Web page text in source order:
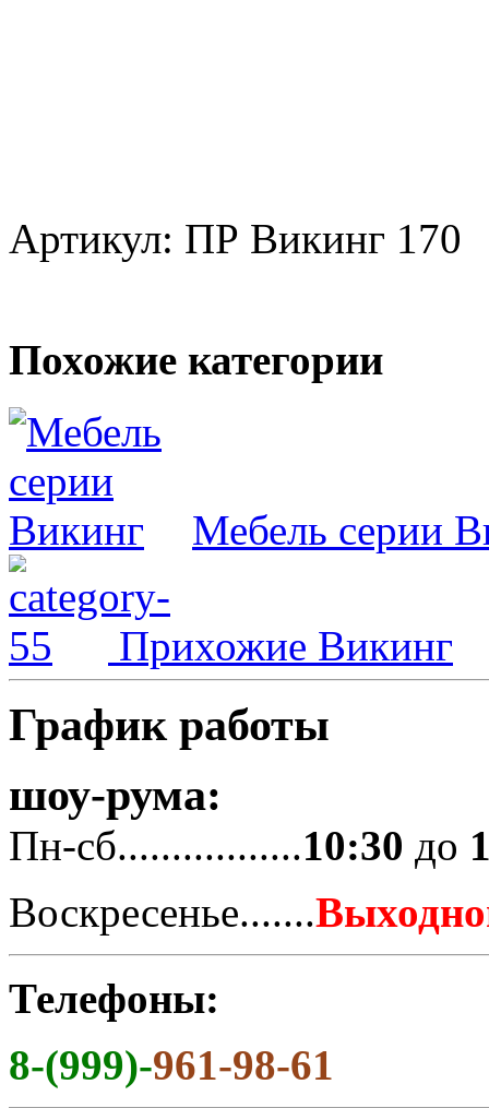
Артикул: ПР Викинг 170
Похожие категории
Мебель серии
Прихожие Викинг
График работы
шоу-рума:
Пн-сб.................10:30 до
Воскресенье.......
Телефоны:
8-(999)-961-98-61